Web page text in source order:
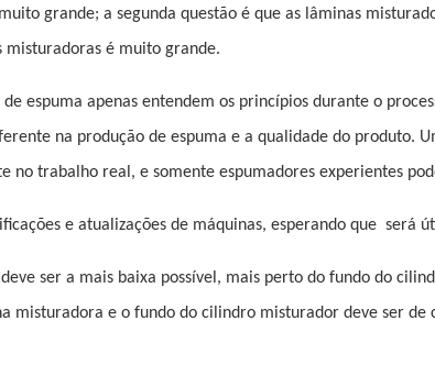
grande; a segunda questão é que as lâminas
misturadoras é muito grande.
espuma apenas entendem os princípios durante o
na produção de espuma e a qualidade do produto.
trabalho real, e somente espumadores experientes
e atualizações de máquinas, esperando que será
ser a mais baixa possível, mais perto do fundo do
misturadora e o fundo do cilindro misturador deve ser de